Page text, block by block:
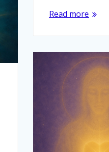
Read more